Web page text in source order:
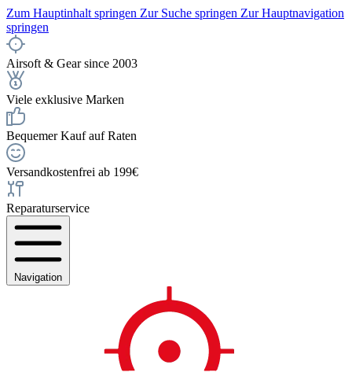
Zum Hauptinhalt springen Zur Suche springen Zur Hauptnavigation
springen
Airsoft & Gear since 2003
Viele exklusive Marken
Bequemer Kauf auf Raten
Versandkostenfrei ab 199€
Reparaturservice
Navigation